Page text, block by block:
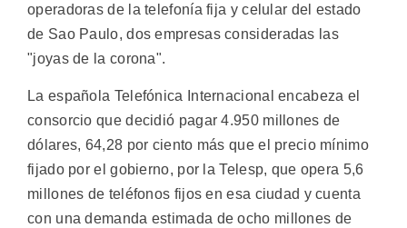
operadoras de la telefonía fija y celular del estado
de Sao Paulo, dos empresas consideradas las
"joyas de la corona".
La española Telefónica Internacional encabeza el
consorcio que decidió pagar 4.950 millones de
dólares, 64,28 por ciento más que el precio mínimo
fijado por el gobierno, por la Telesp, que opera 5,6
millones de teléfonos fijos en esa ciudad y cuenta
con una demanda estimada de ocho millones de